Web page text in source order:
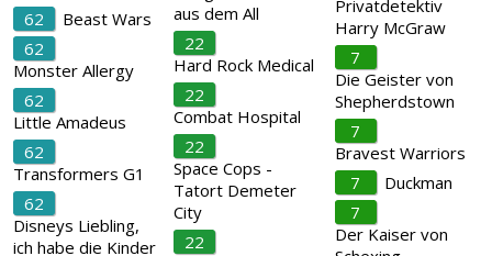
62
Beast Wars
62
Monster Allergy
62
Little Amadeus
62
Transformers G1
62
Disneys Liebling,
ich habe die Kinder
aus dem All
22
Hard Rock Medical
22
Combat Hospital
22
Space Cops -
Tatort Demeter
City
22
Privatdetektiv
Harry McGraw
7
Die Geister von
Shepherdstown
7
Bravest Warriors
7
Duckman
7
Der Kaiser von